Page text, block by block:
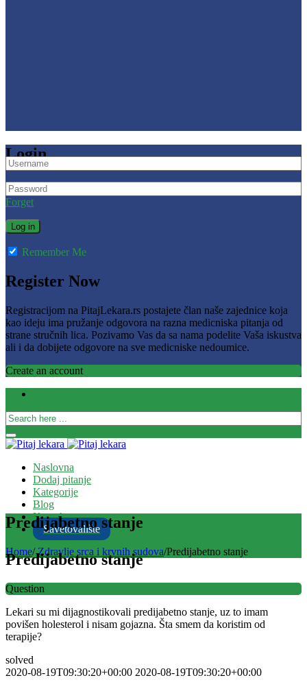
Login
Forget
Remember Me
Register Now
Registracijom na PitajLekara.rs postajete član naše zajednice koja
kao ideju ima pružanje odgovora na razna medicniska pitanja od
strane stručnih lica. Pozivamo Vas da sa nama podelite Vaša iskustva
ali i da dobijete odgovore na sve medicniske nedoumice.
Create an account
Naslovna
Dodaj pitanje
Kategorije
Blog
Kontakt
Savetovalište
Predijabetno stanje
Home/ Zdravlje srca i krvnih sudova/Predijabetno stanje
Predijabetno stanje
Question
Lekari su mi dijagnostikovali predijabetno stanje, uz to imam
povišen holesterol i nisam gojazna. Šta smem da koristim od
terapije?
solved
2020-08-19T09:30:20+00:00 2020-08-19T09:30:20+00:00